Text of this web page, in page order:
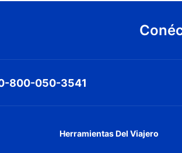
800-050-3541
Herramientas Del Viajero